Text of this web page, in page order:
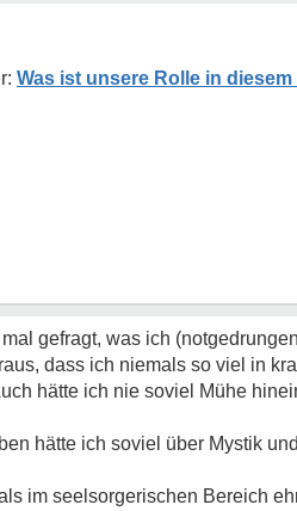
Was ist unsere Rolle in diesem
mal gefragt, was ich
dass ich niemals so viel in
hätte ich nie soviel Mühe
hätte ich soviel über Mystik
im seelsorgerischen Bereich